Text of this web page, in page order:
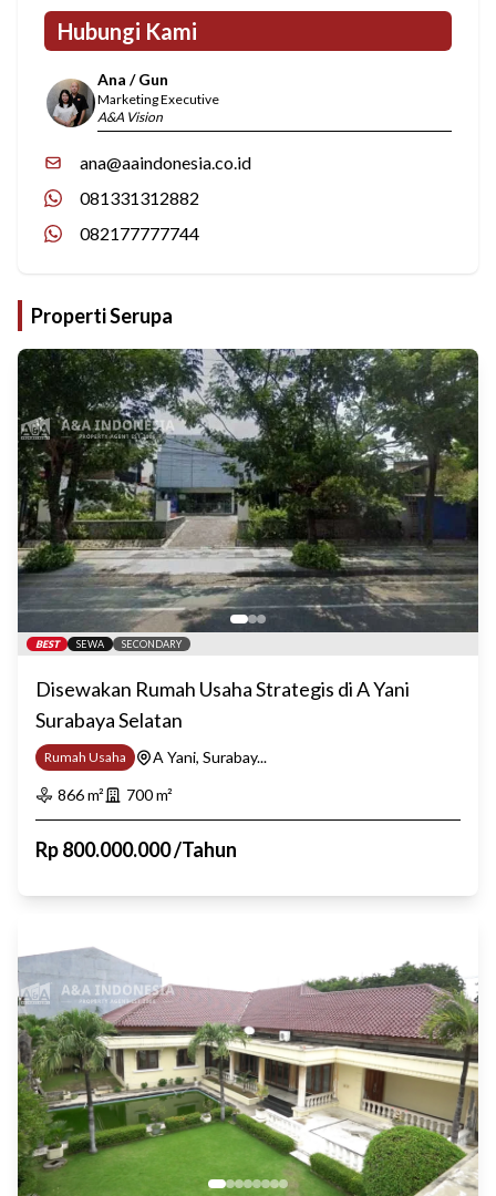
Hubungi Kami
Ana / Gun
Marketing Executive
A&A Vision
ana@aaindonesia.co.id
081331312882
082177777744
Properti Serupa
BEST SEWA SECONDARY
Disewakan Rumah Usaha Strategis di A Yani
Surabaya Selatan
Rumah Usaha
A Yani, Surabay...
866m² 700m²
Rp800.000.000/Tahun